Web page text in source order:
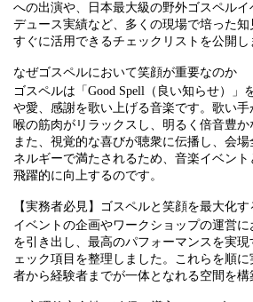
への出演や、日本最大級の野外ゴスペル
デュース実績など、多くの現場で培った
すぐに活用できるチェックリストを公開し
なぜゴスペルにおいて笑顔が重要なのか
ゴスペルは「Good Spell（良い知らせ）」
や愛、感謝を歌い上げる音楽です。歌い手
喉の筋肉がリラックスし、明るく倍音豊か
また、視覚的な喜びが聴衆に伝播し、会
ネルギーで満たされるため、音楽イベン
飛躍的に向上するのです。
【実務者必見】ゴスペルと笑顔を最大化
イベントの企画やワークショップの運営
を引き出し、最高のパフォーマンスを実
ェック項目を整理しました。これらを順
者から経験者までが一体となれる空間を構